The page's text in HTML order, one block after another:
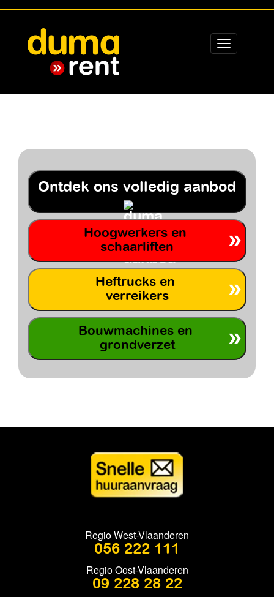
Toggle
navigation
Ontdek ons volledig aanbod
Hoogwerkers en
schaarliften
Heftrucks en
verreikers
Bouwmachines en
grondverzet
Regio West-Vlaanderen
056 222 111
Regio Oost-Vlaanderen
09 228 28 22